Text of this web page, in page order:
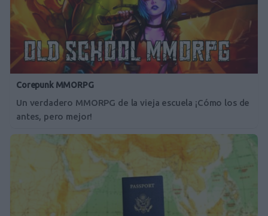
Corepunk MMORPG
Un verdadero MMORPG de la vieja escuela ¡Cómo los de
antes, pero mejor!